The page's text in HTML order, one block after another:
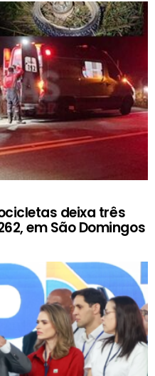
deixa três
em São Domingos